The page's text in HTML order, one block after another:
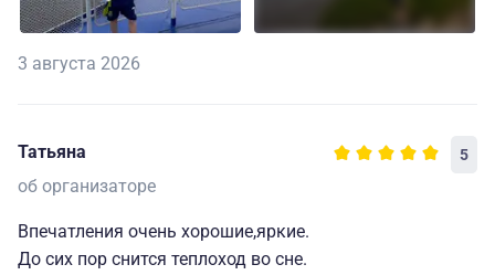
3 августа 2026
Татьяна 5
об организаторе
Впечатления очень хорошие,яркие.
До сих пор снится теплоход во сне.